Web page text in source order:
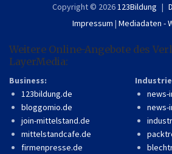
Copyright © 2026 123Bildung
Impressum | Mediadaten -
Weitere Online-Angebote des
LayerMedia:
Business:
123bildung.de
bloggomio.de
join-mittelstand.de
mittelstandcafe.de
firmenpresse.de
news-
news-